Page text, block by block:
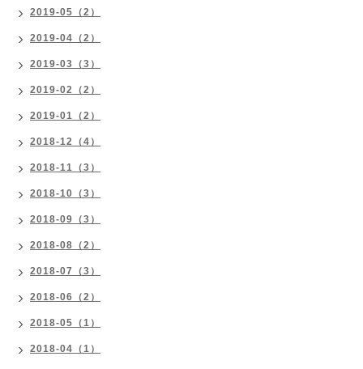
2019-05（2）
2019-04（2）
2019-03（3）
2019-02（2）
2019-01（2）
2018-12（4）
2018-11（3）
2018-10（3）
2018-09（3）
2018-08（2）
2018-07（3）
2018-06（2）
2018-05（1）
2018-04（1）